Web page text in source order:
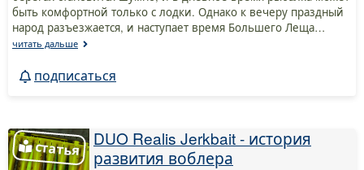
быть комфортной только с лодки. Однако к вечеру праздный
народ разъезжается, и наступает время Большего Леща…
читать дальше
подписаться
DUO Realis Jerkbait - история
развития воблера